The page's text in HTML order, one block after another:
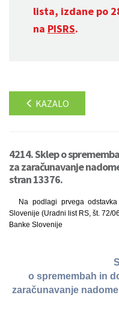
lista, izdane po
na PISRS.
KAZALO
4214. Sklep o
za zaračunavanje
stran 13376.
Na podlagi prvega
Slovenije (Uradni list RS, št. 72/
Banke Slovenije
o spremembah in
zaračunavanje